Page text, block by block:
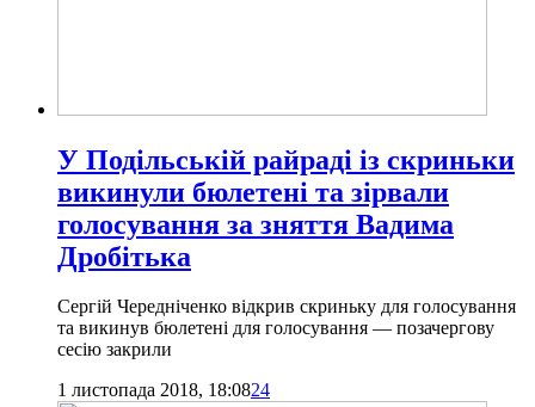
У Подільській райраді із скриньки
викинули бюлетені та зірвали
голосування за зняття Вадима
Дробітька
Сергій Чередніченко відкрив скриньку для голосування
та викинув бюлетені для голосування — позачергову
сесію закрили
1 листопада 2018, 18:0824